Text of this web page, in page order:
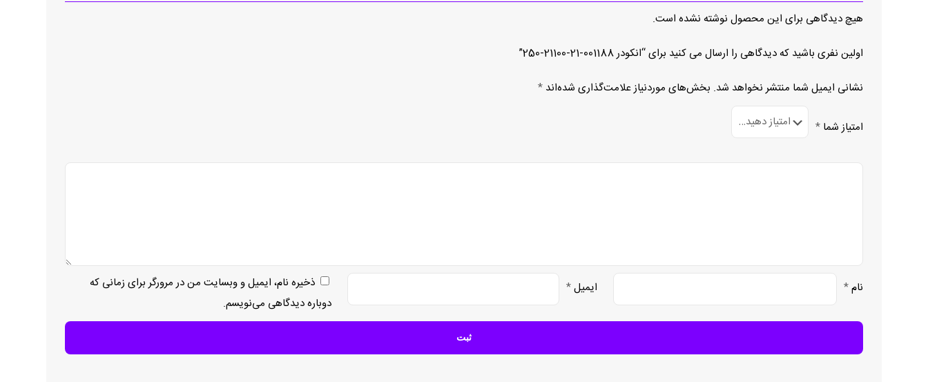
هیچ دیدگاهی برای این محصول نوشته نشده است.
اولین نفری باشید که دیدگاهی را ارسال می کنید برای “انکودر 001188-21-21100-250”
نشانی ایمیل شما منتشر نخواهد شد. بخش‌های موردنیاز علامت‌گذاری شده‌اند *
امتیاز شما *
نام* ایمیل*
ذخیره نام، ایمیل و وبسایت من در مرورگر برای زمانی که
دوباره دیدگاهی می‌نویسم.